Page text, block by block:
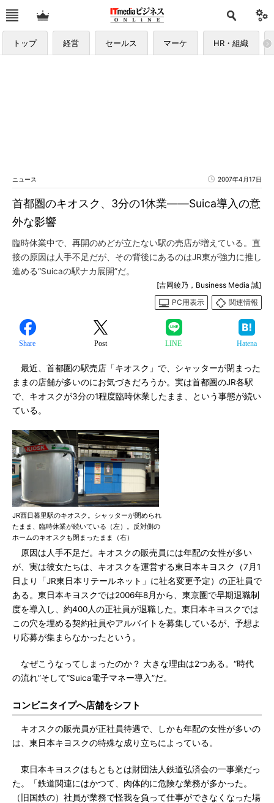
トップ 経営 セールス マーケ HR・組織
ニュース 2007年4月17日
首都圏のキオスク、3分の1休業――Suica導入の意
外な影響
臨時休業中で、再開のめどが立たない駅の売店が増えている。直
接の原因は人手不足だが、その背後にあるのはJR東が強力に推し
進める“Suicaの駅ナカ展開”だ。
[吉岡綾乃，Business Media 誠]
PC用表示
関連情報
Share Post LINE Hatena
最近、首都圏の駅売店「キオスク」で、シャッターが閉まった
ままの店舗が多いのにお気づきだろうか。実は首都圏のJR各駅
で、キオスクが3分の1程度臨時休業したまま、という事態が続い
ている。
JR西日暮里駅のキオスク。シャッターが閉められ
たまま、臨時休業が続いている（左）。反対側の
ホームのキオスクも閉まったまま（右）
原因は人手不足だ。キオスクの販売員には年配の女性が多い
が、実は彼女たちは、キオスクを運営する東日本キヨスク（7月1
日より「JR東日本リテールネット」に社名変更予定）の正社員で
ある。東日本キヨスクでは2006年8月から、東京圏で早期退職制
度を導入し、約400人の正社員が退職した。東日本キヨスクでは
この穴を埋める契約社員やアルバイトを募集しているが、予想よ
り応募が集まらなかったという。
なぜこうなってしまったのか？ 大きな理由は2つある。“時代
の流れ”そして“Suica電子マネー導入”だ。
コンビニタイプへ店舗をシフト
キオスクの販売員が正社員待遇で、しかも年配の女性が多いの
は、東日本キヨスクの特殊な成り立ちによっている。
東日本キヨスクはもともとは財団法人鉄道弘済会の一事業だっ
た。「鉄道関連にはかつて、肉体的に危険な業務が多かった。
（旧国鉄の）社員が業務で怪我を負って仕事ができなくなった場